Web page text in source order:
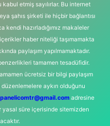
etmiş sayılırlar. Bu internet
şahıs şirketi ile hiçbir bağlantısı
kendi hazırladığımız makaleler
haber niteliği taşımamakta
paylaşım yapılmamaktadır.
tamamen tesadüfidir.
ücretsiz bir bilgi paylaşım
aykırı olduğunu
adresine
süre içerisinde sitemizden